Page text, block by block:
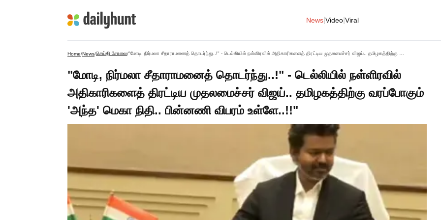
News Video Viral
Home/News/செய்தி சோலை/
"மோடி, நிர்மலா சீதாராமனைத் தொடர்ந்து..!" - டெல்லியில் நள்ளிரவில்
அதிகாரிகளைத் திரட்டிய முதலமைச்சர் விஜய்.. தமிழகத்திற்கு வரப்போகும்
'அந்த' மெகா நிதி.. பின்னணி விபரம் உள்ளே..!!"